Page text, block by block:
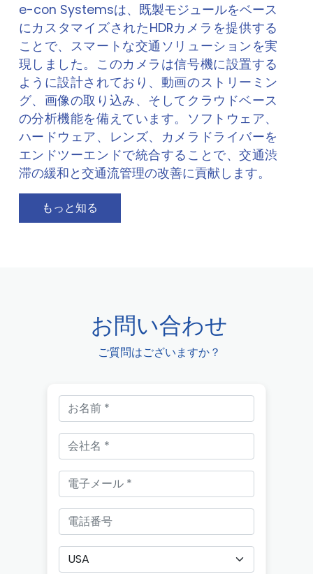
e-con Systemsは、既製モジュールをベース
にカスタマイズされたHDRカメラを提供する
ことで、スマートな交通ソリューションを実
現しました。このカメラは信号機に設置する
ように設計されており、動画のストリーミン
グ、画像の取り込み、そしてクラウドベース
の分析機能を備えています。ソフトウェア、
ハードウェア、レンズ、カメラドライバーを
エンドツーエンドで統合することで、交通渋
滞の緩和と交通流管理の改善に貢献します。
もっと知る
お問い合わせ
ご質問はございますか？